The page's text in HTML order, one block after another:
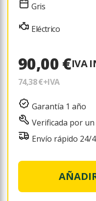
Gris
Eléctrico
90,00 €IVA
74,38 €+IVA
Garantía 1 año
Verificada por
Envío rápido 24/